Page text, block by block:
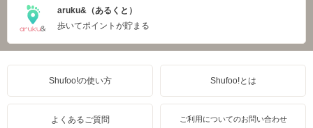
aruku&（あるくと）
歩いてポイントが貯まる
Shufoo!の使い方 Shufoo!とは
よくあるご質問 ご利用についてのお問い合わせ